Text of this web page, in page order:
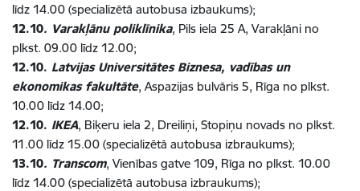
līdz 14.00 (specializētā autobusa izbaukums);
12.10. Varakļānu poliklīnika, Pils iela 25 A, Varakļāni no
plkst. 09.00 līdz 12.00;
12.10. Latvijas Universitātes Biznesa, vadības un
ekonomikas fakultāte, Aspazijas bulvāris 5, Rīga no plkst.
10.00 līdz 14.00;
12.10. IKEA, Biķeru iela 2, Dreiliņi, Stopiņu novads no plkst.
11.00 līdz 15.00 (specializētā autobusa izbraukums);
13.10. Transcom, Vienības gatve 109, Rīga no plkst. 10.00
līdz 14.00 (specializētā autobusa izbraukums);